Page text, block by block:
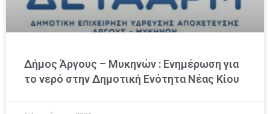
Δήμος Άργους – Μυκηνών : Ενημέρωση για
το νερό στην Δημοτική Ενότητα Νέας Κίου